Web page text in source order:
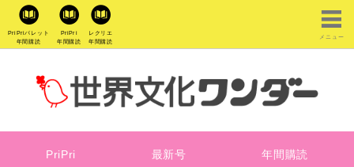
PriPriパレット
年間購読
PriPri
年間購読
レクリエ
年間購読
メニュー
PriPri 最新号 年間購読